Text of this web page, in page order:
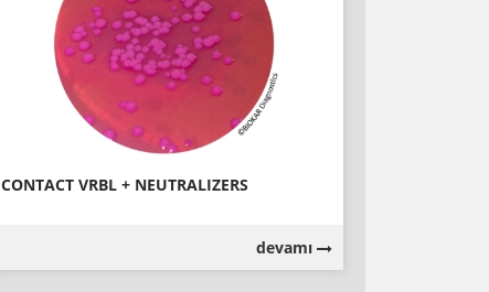
CONTACT VRBL + NEUTRALIZERS
devamı